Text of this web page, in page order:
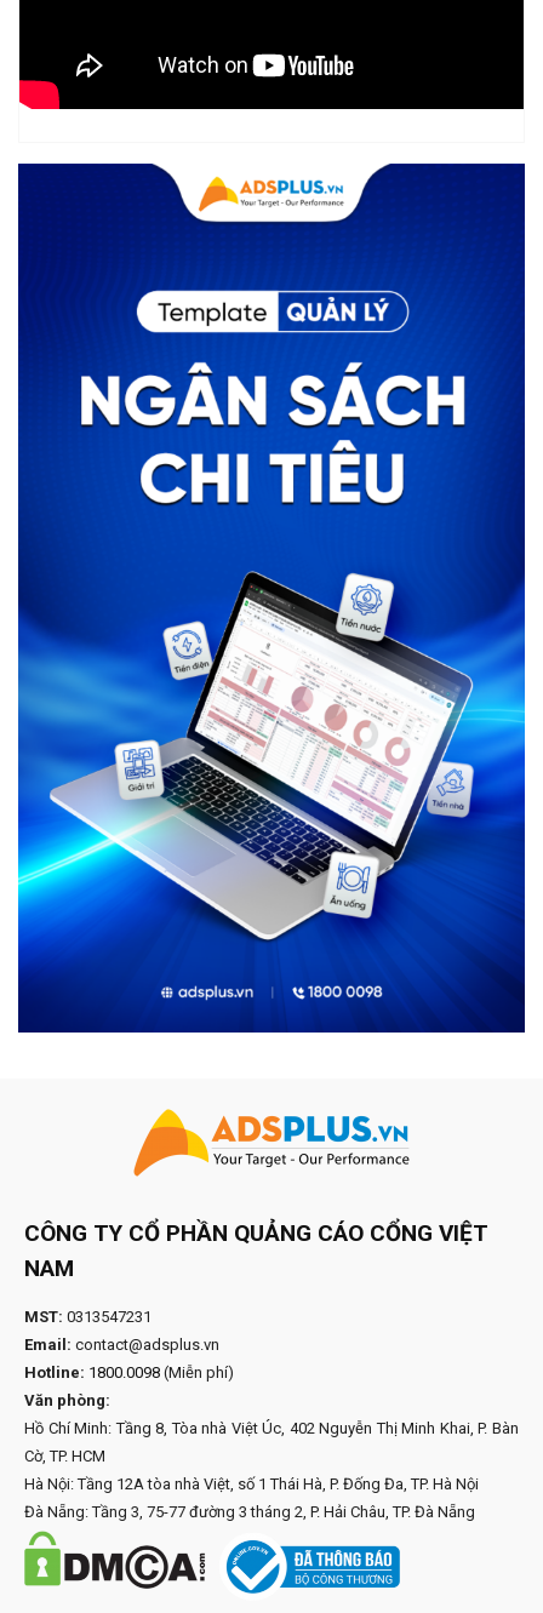
CÔNG TY CỔ PHẦN QUẢNG CÁO CỔNG VIỆT
NAM
MST: 0313547231
Email: contact@adsplus.vn
Hotline: 1800.0098 (Miễn phí)
Văn phòng:
Hồ Chí Minh: Tầng 8, Tòa nhà Việt Úc, 402 Nguyễn Thị Minh Khai, P. Bàn
Cờ, TP. HCM
Hà Nội: Tầng 12A tòa nhà Việt, số 1 Thái Hà, P. Đống Đa, TP. Hà Nội
Đà Nẵng: Tầng 3, 75-77 đường 3 tháng 2, P. Hải Châu, TP. Đà Nẵng